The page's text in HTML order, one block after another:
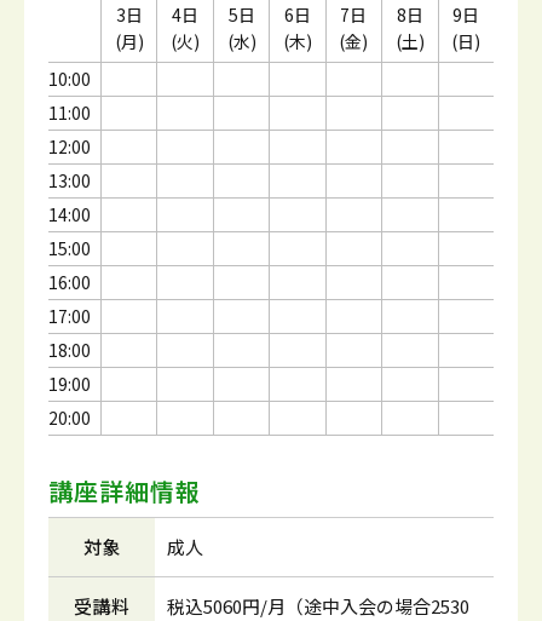
10:00
11:00
12:00
13:00
14:00
15:00
16:00
17:00
18:00
19:00
20:00
3日
(月)
4日
(火)
5日
(水)
6日
(木)
7日
(金)
8日
(土)
9日
(日)
講座詳細情報
対象 成人
受講料
税込5060円/月（途中入会の場合2530